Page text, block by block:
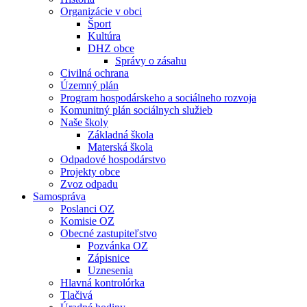
Organizácie v obci
Šport
Kultúra
DHZ obce
Správy o zásahu
Civilná ochrana
Územný plán
Program hospodárskeho a sociálneho rozvoja
Komunitný plán sociálnych služieb
Naše školy
Základná škola
Materská škola
Odpadové hospodárstvo
Projekty obce
Zvoz odpadu
Samospráva
Poslanci OZ
Komisie OZ
Obecné zastupiteľstvo
Pozvánka OZ
Zápisnice
Uznesenia
Hlavná kontrolórka
Tlačivá